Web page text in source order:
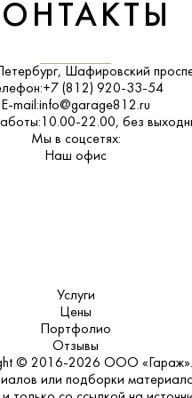
Шафировский
+7 (812) 920-33-54
E-mail:info@garage812.ru
10.00-22.00, без
Мы в соцсетях:
ВКонтакте
Наш офис
Услуги
Цены
Портфолио
Отзывы
© 2016-2026 ООО «Гараж».
или подборки